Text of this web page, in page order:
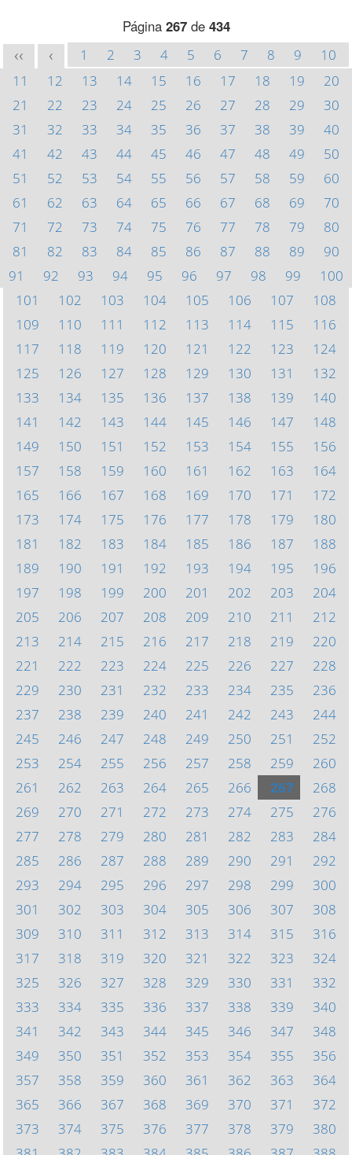
Página 267de 434
<< < 1 2 3 4 5 6 7 8 9
10
11
12 13 14 15 16 17 18 19
20
21
22 23 24 25 26 27 28 29
30
31
32 33 34 35 36 37 38 39
40
41
42 43 44 45 46 47 48 49
50
51
52 53 54 55 56 57 58 59
60
61
62 63 64 65 66 67 68 69
70
71
72 73 74 75 76 77 78 79
80
81
82 83 84 85 86 87 88 89
90
91
92 93 94 95 96 97 98 99
100
101
102 103 104 105 106 107
108
109
110 111 112 113 114 115
116
117
118 119 120 121 122 123
124
125
126 127 128 129 130 131
132
133
134 135 136 137 138 139
140
141
142 143 144 145 146 147
148
149
150 151 152 153 154 155
156
157
158 159 160 161 162 163
164
165
166 167 168 169 170 171
172
173
174 175 176 177 178 179
180
181
182 183 184 185 186 187
188
189
190 191 192 193 194 195
196
197
198 199 200 201 202 203
204
205
206 207 208 209 210 211
212
213
214 215 216 217 218 219
220
221
222 223 224 225 226 227
228
229
230 231 232 233 234 235
236
237
238 239 240 241 242 243
244
245
246 247 248 249 250 251
252
253
254 255 256 257 258 259
260
261
262 263 264 265 266 267
268
269
270 271 272 273 274 275
276
277
278 279 280 281 282 283
284
285
286 287 288 289 290 291
292
293
294 295 296 297 298 299
300
301
302 303 304 305 306 307
308
309
310 311 312 313 314 315
316
317
318 319 320 321 322 323
324
325
326 327 328 329 330 331
332
333
334 335 336 337 338 339
340
341
342 343 344 345 346 347
348
349
350 351 352 353 354 355
356
357
358 359 360 361 362 363
364
365
366 367 368 369 370 371
372
373
374 375 376 377 378 379
380